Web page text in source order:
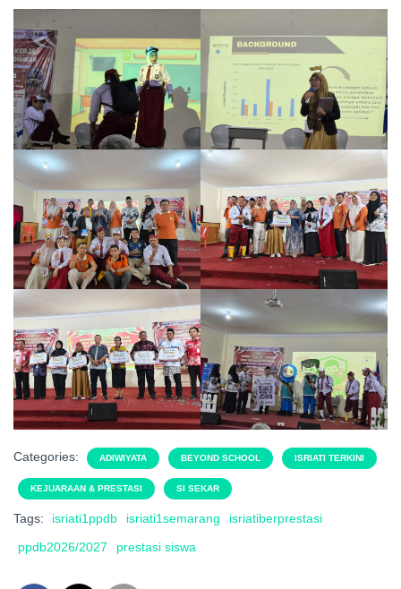
Categories: ADIWIYATA BEYOND SCHOOL ISRIATI TERKINI
KEJUARAAN & PRESTASI SI SEKAR
Tags: isriati1ppdb isriati1semarang
isriatiberprestasi
ppdb2026/2027
prestasi siswa